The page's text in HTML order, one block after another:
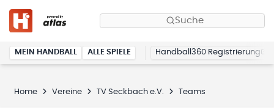
Suche
MEIN HANDBALL ALLE SPIELE Handball360 Registrierung
Home Vereine TV Seckbach e.V. Teams